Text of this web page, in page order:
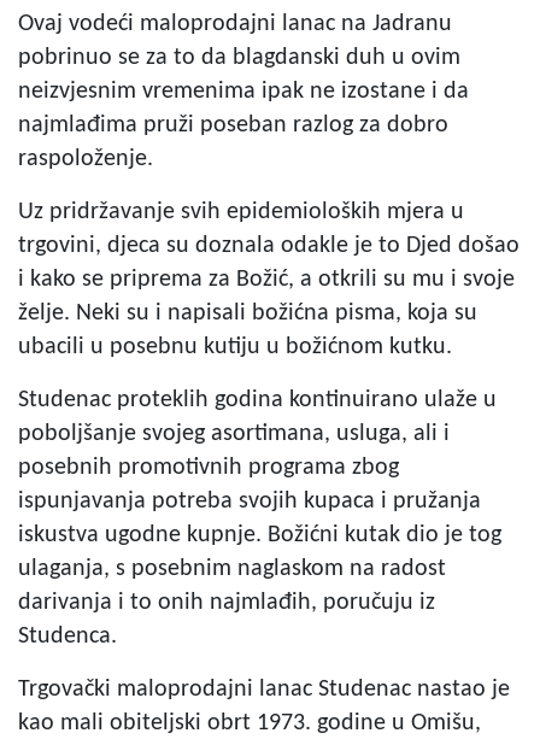
Ovaj vodeći maloprodajni lanac na Jadranu
pobrinuo se za to da blagdanski duh u ovim
neizvjesnim vremenima ipak ne izostane i da
najmlađima pruži poseban razlog za dobro
raspoloženje.
Uz pridržavanje svih epidemioloških mjera u
trgovini, djeca su doznala odakle je to Djed došao
i kako se priprema za Božić, a otkrili su mu i svoje
želje. Neki su i napisali božićna pisma, koja su
ubacili u posebnu kutiju u božićnom kutku.
Studenac proteklih godina kontinuirano ulaže u
poboljšanje svojeg asortimana, usluga, ali i
posebnih promotivnih programa zbog
ispunjavanja potreba svojih kupaca i pružanja
iskustva ugodne kupnje. Božićni kutak dio je tog
ulaganja, s posebnim naglaskom na radost
darivanja i to onih najmlađih, poručuju iz
Studenca.
Trgovački maloprodajni lanac Studenac nastao je
kao mali obiteljski obrt 1973. godine u Omišu,